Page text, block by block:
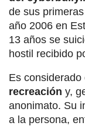
de sus
año 2006 en
13 años se
hostil recibido
Es considerado
recreación y,
anonimato. Su
a la persona,